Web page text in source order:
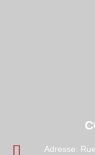
Adresse: